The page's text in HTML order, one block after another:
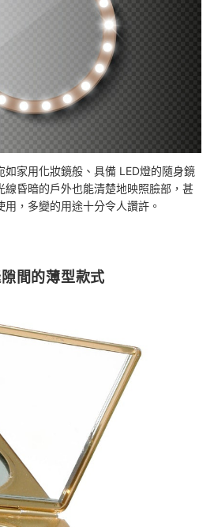
家用化妝鏡般、具備 LED燈的隨身鏡
線昏暗的戶外也能清楚地映照臉部，甚
，多變的用途十分令人讚許。
間的薄型款式